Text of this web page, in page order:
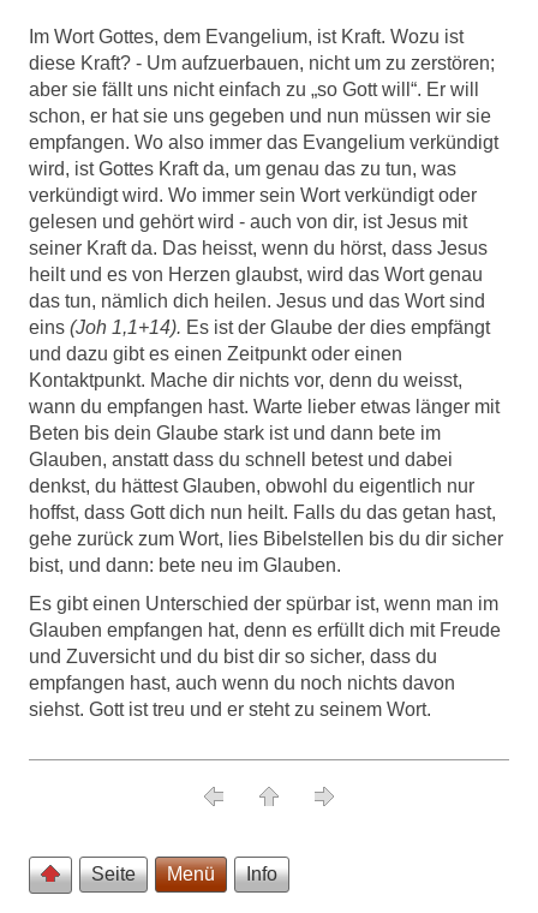
Im Wort Gottes, dem Evangelium, ist Kraft. Wozu ist
diese Kraft? - Um aufzuerbauen, nicht um zu zerstören;
aber sie fällt uns nicht einfach zu „so Gott will“. Er will
schon, er hat sie uns gegeben und nun müssen wir sie
empfangen. Wo also immer das Evangelium verkündigt
wird, ist Gottes Kraft da, um genau das zu tun, was
verkündigt wird. Wo immer sein Wort verkündigt oder
gelesen und gehört wird - auch von dir, ist Jesus mit
seiner Kraft da. Das heisst, wenn du hörst, dass Jesus
heilt und es von Herzen glaubst, wird das Wort genau
das tun, nämlich dich heilen. Jesus und das Wort sind
eins (Joh 1,1+14). Es ist der Glaube der dies empfängt
und dazu gibt es einen Zeitpunkt oder einen
Kontaktpunkt. Mache dir nichts vor, denn du weisst,
wann du empfangen hast. Warte lieber etwas länger mit
Beten bis dein Glaube stark ist und dann bete im
Glauben, anstatt dass du schnell betest und dabei
denkst, du hättest Glauben, obwohl du eigentlich nur
hoffst, dass Gott dich nun heilt. Falls du das getan hast,
gehe zurück zum Wort, lies Bibelstellen bis du dir sicher
bist, und dann: bete neu im Glauben.
Es gibt einen Unterschied der spürbar ist, wenn man im
Glauben empfangen hat, denn es erfüllt dich mit Freude
und Zuversicht und du bist dir so sicher, dass du
empfangen hast, auch wenn du noch nichts davon
siehst. Gott ist treu und er steht zu seinem Wort.
Seite Menü Info